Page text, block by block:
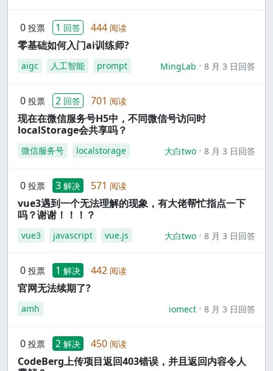
0 投票 1 回答 444 阅读
零基础如何入门ai训练师?
aigc 人工智能 prompt MingLab 8 月 3 日回答
0 投票 2 回答 701 阅读
现在在微信服务号H5中，不同微信号访问时
localStorage会共享吗？
微信服务号 localstorage 大白two 8 月 3 日回答
0 投票 3 解决 571 阅读
vue3遇到一个无法理解的现象，有大佬帮忙指点一下
吗？谢谢！！！？
vue3 javascript vue.js 大白two 8 月 3 日回答
0 投票 1 解决 442 阅读
官网无法续期了?
amh iomect 8 月 3 日回答
0 投票 2 解决 450 阅读
CodeBerg上传项目返回403错误，并且返回内容令人